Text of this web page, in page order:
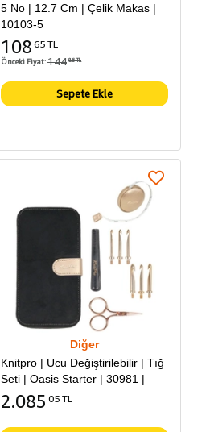
5 No | 12.7 Cm | Çelik Makas |
10103-5
108 65 TL
Önceki Fiyat:144 86 TL
Sepete Ekle
Diğer
Knitpro | Ucu Değiştirilebilir | Tığ
Seti | Oasis Starter | 30981 |
2.085 05 TL